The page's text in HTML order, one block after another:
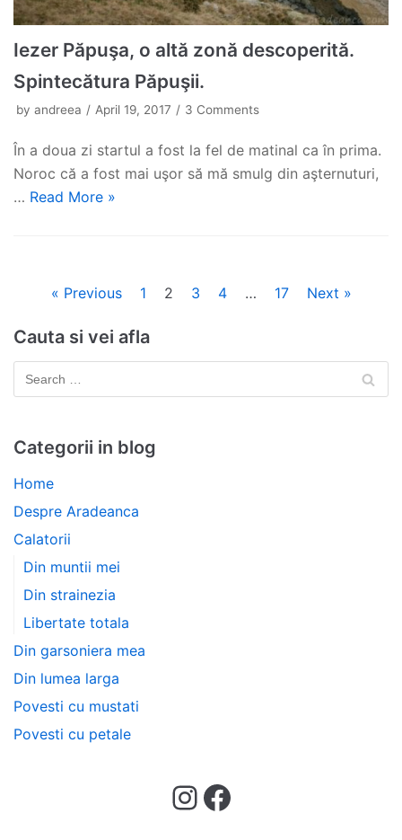
Iezer Păpuşa, o altă zonă descoperită.
Spintecătura Păpuşii.
by andreea April 19, 2017 3 Comments
În a doua zi startul a fost la fel de matinal ca în prima.
Noroc că a fost mai uşor să mă smulg din aşternuturi,
… Read More »
« Previous 1 2 3 4 … 17 Next »
Cauta si vei afla
Categorii in blog
Home
Despre Aradeanca
Calatorii
Din muntii mei
Din strainezia
Libertate totala
Din garsoniera mea
Din lumea larga
Povesti cu mustati
Povesti cu petale